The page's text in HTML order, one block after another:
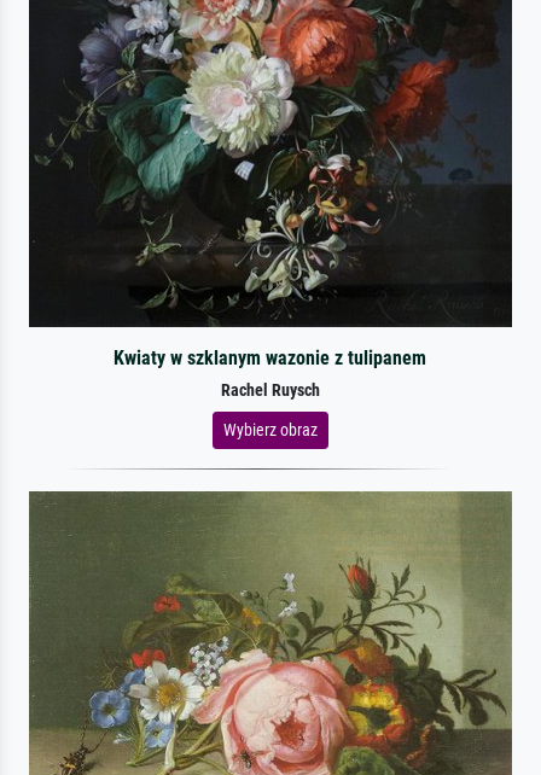
Kwiaty w szklanym wazonie z tulipanem
Rachel Ruysch
Wybierz obraz